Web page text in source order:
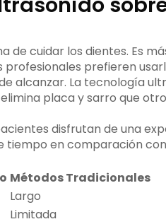
de cuidar los dientes. Es
profesionales prefieren
alcanzar. La tecnología
placa y sarro que
disfrutan de una
tiempo en comparación
Métodos Tradicionales
Largo
Limitada